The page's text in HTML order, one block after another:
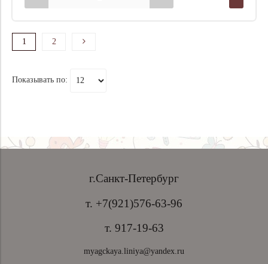
1 2
Показывать по:
г.Санкт-Петербург
т. +7(921)576-63-96
т. 917-19-63
myagckaya.liniya@yandex.ru